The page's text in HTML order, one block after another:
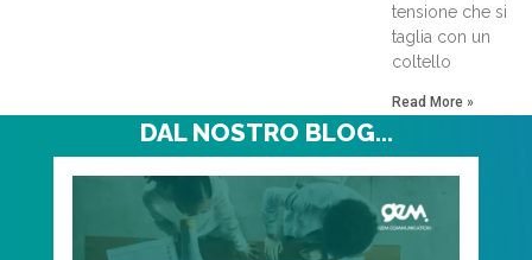
tensione che si
taglia con un
coltello
Read More »
DAL NOSTRO BLOG...